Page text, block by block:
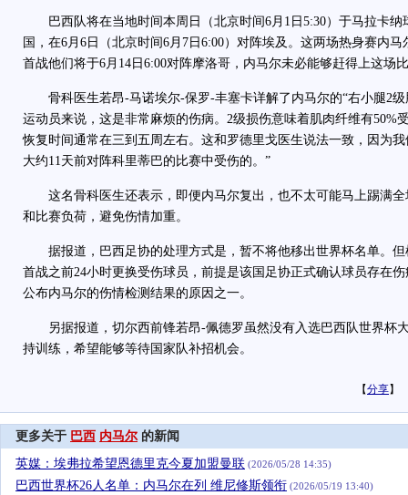
巴西队将在当地时间本周日（北京时间6月1日5:30）于马拉卡纳
国，在6月6日（北京时间6月7日6:00）对阵埃及。这两场热身赛内
首战他们将于6月14日6:00对阵摩洛哥，内马尔未必能够赶得上这场
骨科医生若昂-马诺埃尔-保罗-丰塞卡详解了内马尔的“右小腿2级
运动员来说，这是非常麻烦的伤病。2级损伤意味着肌肉纤维有50%
恢复时间通常在三到五周左右。这和罗德里戈医生说法一致，因为
大约11天前对阵科里蒂巴的比赛中受伤的。”
这名骨科医生还表示，即便内马尔复出，也不太可能马上踢满全
和比赛负荷，避免伤情加重。
据报道，巴西足协的处理方式是，暂不将他移出世界杯名单。但
首战之前24小时更换受伤球员，前提是该国足协正式确认球员存在
公布内马尔的伤情检测结果的原因之一。
另据报道，切尔西前锋若昂-佩德罗虽然没有入选巴西队世界杯
持训练，希望能够等待国家队补招机会。
【分享】
更多关于 巴西 内马尔的新闻
英媒：埃弗拉希望恩德里克今夏加盟曼联 (2026/05/28 14:35)
巴西世界杯26人名单：内马尔在列 维尼修斯领衔 (2026/05/19 13:40)